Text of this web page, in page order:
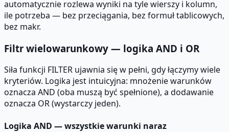
automatycznie rozlewa wyniki na tyle wierszy i kolumn,
ile potrzeba — bez przeciągania, bez formuł tablicowych,
bez makr.
Filtr wielowarunkowy — logika AND i OR
Siła funkcji FILTER ujawnia się w pełni, gdy łączymy wiele
kryteriów. Logika jest intuicyjna: mnożenie warunków
oznacza AND (oba muszą być spełnione), a dodawanie
oznacza OR (wystarczy jeden).
Logika AND — wszystkie warunki naraz